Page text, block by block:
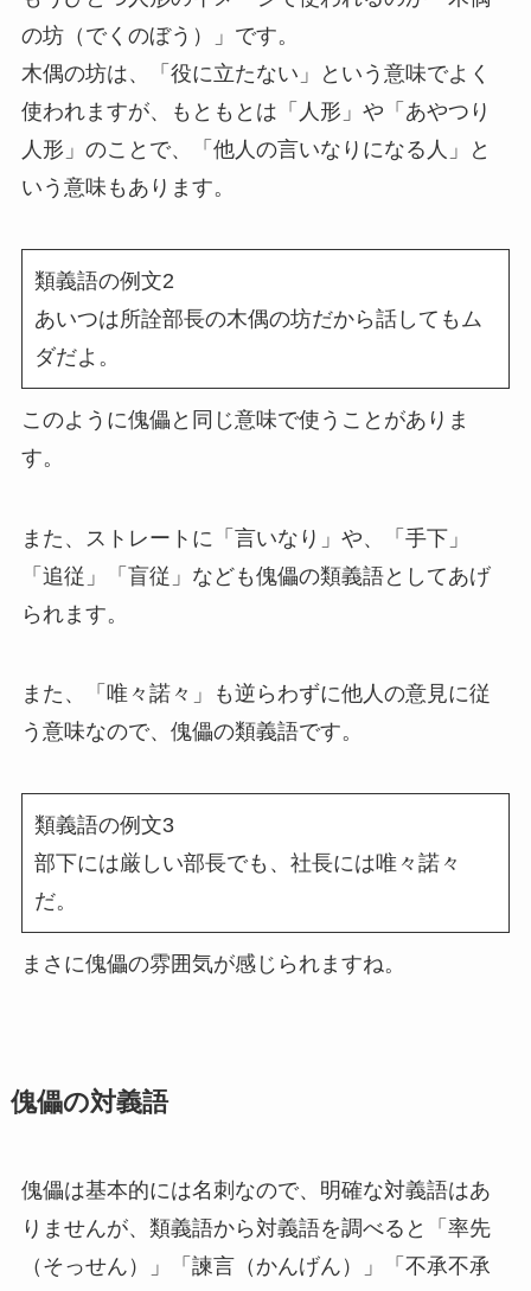
の坊（でくのぼう）」です。
木偶の坊は、「役に立たない」という意味でよく
使われますが、もともとは「人形」や「あやつり
人形」のことで、「他人の言いなりになる人」と
いう意味もあります。
類義語の例文2
あいつは所詮部長の木偶の坊だから話してもム
ダだよ。
このように傀儡と同じ意味で使うことがありま
す。
また、ストレートに「言いなり」や、「手下」
「追従」「盲従」なども傀儡の類義語としてあげ
られます。
また、「唯々諾々」も逆らわずに他人の意見に従
う意味なので、傀儡の類義語です。
類義語の例文3
部下には厳しい部長でも、社長には唯々諾々
だ。
まさに傀儡の雰囲気が感じられますね。
傀儡の対義語
傀儡は基本的には名刺なので、明確な対義語はあ
りませんが、類義語から対義語を調べると「率先
（そっせん）」「諫言（かんげん）」「不承不承